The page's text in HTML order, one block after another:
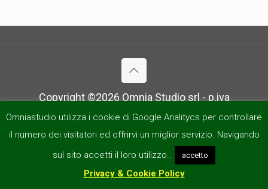
Copyright ©2026 Omnia Studio srl - p.iva
03465950545 - Site by RenderCAD
Omniastudio utilizza i cookie di Google Analitycs per controllare
il numero dei visitatori ed offrirvi un miglior servizio. Navigando
sul sito accetti il loro utilizzo..
accetto
Privacy & Cookie Policy